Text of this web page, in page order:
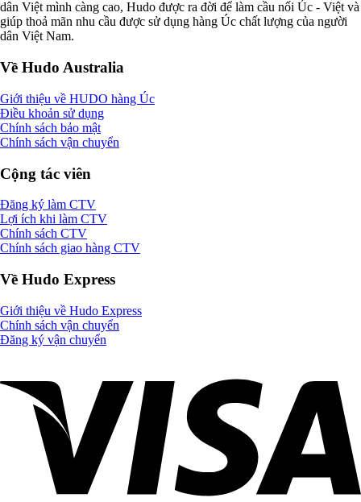
dân Việt mình càng cao, Hudo được ra đời để làm cầu nối Úc - Việt và
giúp thoả mãn nhu cầu được sử dụng hàng Úc chất lượng của người
dân Việt Nam.
Về Hudo Australia
Giới thiệu về HUDO hàng Úc
Điều khoản sử dụng
Chính sách bảo mật
Chính sách vận chuyển
Cộng tác viên
Đăng ký làm CTV
Lợi ích khi làm CTV
Chính sách CTV
Chính sách giao hàng CTV
Về Hudo Express
Giới thiệu về Hudo Express
Chính sách vận chuyển
Đăng ký vận chuyển